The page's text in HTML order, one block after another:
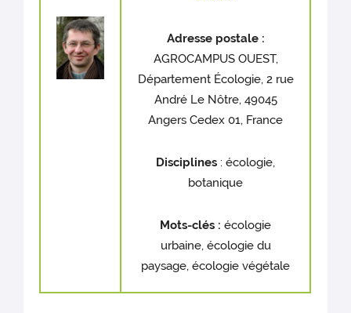
Adresse postale :
AGROCAMPUS OUEST,
Département Écologie, 2 rue
André Le Nôtre, 49045
Angers Cedex 01, France
Disciplines : écologie,
botanique
Mots-clés :écologie
urbaine, écologie du
paysage, écologie végétale